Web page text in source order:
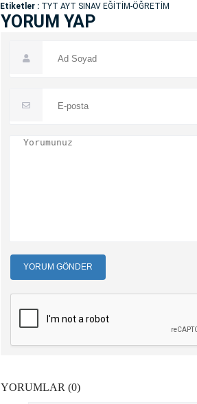
Etiketler : TYT AYT SINAV EĞİTİM-ÖĞRETİM
YORUM YAP
YORUM GÖNDER
YORUMLAR (0)